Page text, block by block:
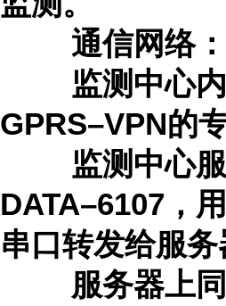
通信网络：
监测中心内
GPRS–VPN的
监测中心服
DATA–6107，
串口转发给服务
服务器上同